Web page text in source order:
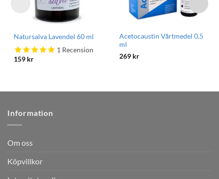
Natursalva Lavendel 60 ml
1Recension
159 kr
Acetocaustin Vårtmedel 0,5
ml
269 kr
Information
Om oss
Köpvillkor